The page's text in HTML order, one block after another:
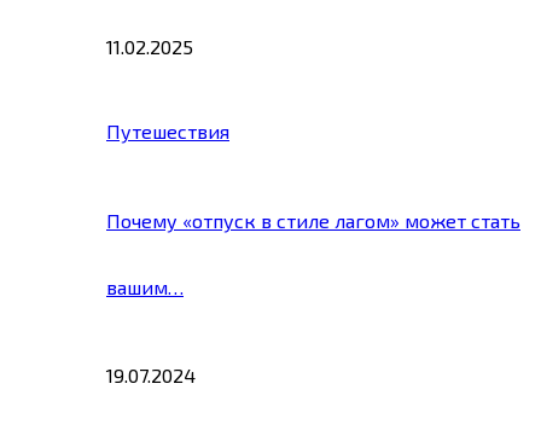
11.02.2025
Путешествия
Почему «отпуск в стиле лагом» может стать
вашим…
19.07.2024